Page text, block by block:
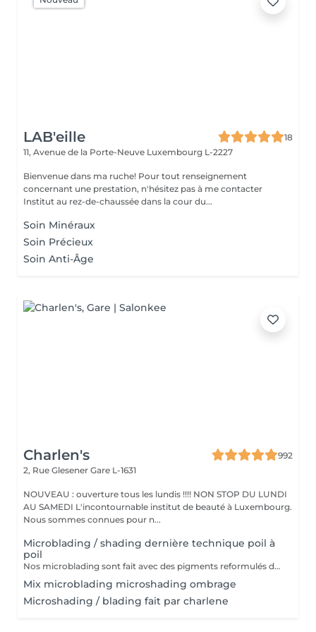
LAB'eille
18
11, Avenue de la Porte-Neuve Luxembourg L-2227
Bienvenue dans ma ruche! Pour tout renseignement
concernant une prestation, n'hésitez pas à me contacter
Institut au rez-de-chaussée dans la cour du...
Soin Minéraux
Soin Précieux
Soin Anti-Âge
Charlen's
992
2, Rue Glesener Gare L-1631
NOUVEAU : ouverture tous les lundis !!!! NON STOP DU LUNDI
AU SAMEDI L'incontournable institut de beauté à Luxembourg.
Nous sommes connues pour n...
Microblading / shading dernière technique poil à
poil
Nos microblading sont fait avec des pigments reformulés depuis la loi du 4 janvier 2022 faites nous confiance nous travaillons avec les meilleures marques sur le marché ne vous inquiétez pas pour la couleur et technique on regardera ensemble sur place :) l'épilation au fil est incluse
Mix microblading microshading ombrage
Microshading / blading fait par charlene